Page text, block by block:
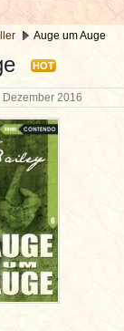
Auge um Auge
HOT
Dezember 2016